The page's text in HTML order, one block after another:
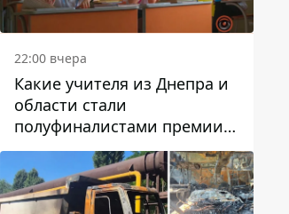
22:00 вчера
Какие учителя из Днепра и
области стали
полуфиналистами премии
Global Teacher Prize Ukraine
2026